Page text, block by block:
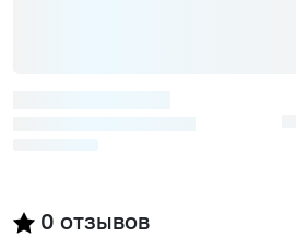
0 отзывов